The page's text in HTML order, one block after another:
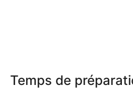
Temps de